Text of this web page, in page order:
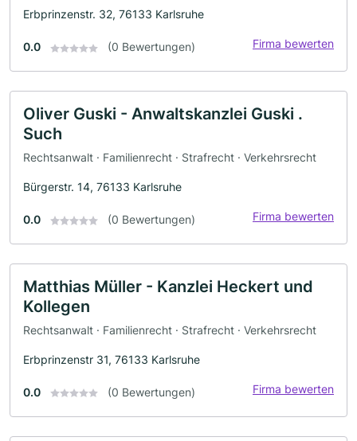
Erbprinzenstr. 32, 76133 Karlsruhe
0.0 (0 Bewertungen) Firma bewerten
Oliver Guski - Anwaltskanzlei Guski .
Such
Rechtsanwalt · Familienrecht · Strafrecht · Verkehrsrecht
Bürgerstr. 14, 76133 Karlsruhe
0.0 (0 Bewertungen) Firma bewerten
Matthias Müller - Kanzlei Heckert und
Kollegen
Rechtsanwalt · Familienrecht · Strafrecht · Verkehrsrecht
Erbprinzenstr 31, 76133 Karlsruhe
0.0 (0 Bewertungen) Firma bewerten